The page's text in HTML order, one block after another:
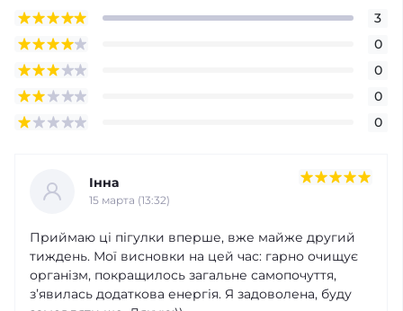
3
0
0
0
0
Інна
15 марта (13:32)
Приймаю ці пігулки вперше, вже майже другий
тиждень. Мої висновки на цей час: гарно очищує
організм, покращилось загальне самопочуття,
зʼявилась додаткова енергія. Я задоволена, буду